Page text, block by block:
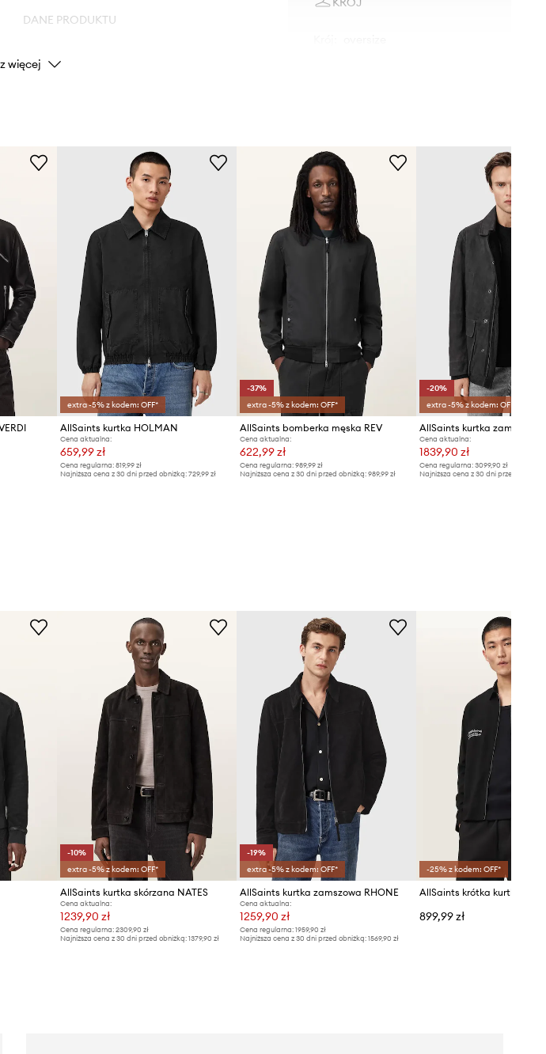
DANE PRODUKTU
Kod producenta
Marka AllSaints
ID Produktu
więcej
extra -5% z kodem: OFF*
AllSaints kurtka HOLMAN
Cena aktualna:
659,99 zł
Cena regularna: 819,99 zł
Najniższa cena z 30 dni przed obniżką: 729,99 zł
-37%
extra -5% z kodem: OFF*
AllSaints bomberka męska REV
Cena aktualna:
622,99 zł
Cena regularna:989,99 zł
Najniższa cena z 30 dni przed obniżką:989,99 zł
-20%
extra -5% z kodem: OFF*
AllSaints kurtka zamszowy
Cena aktualna:
1839,90 zł
Cena regularna: 3099,90 zł
Najniższa cena z 30 dni przed obniżką:
-10%
extra -5% z kodem: OFF*
AllSaints kurtka skórzana NATES
Cena aktualna:
1239,90 zł
Cena regularna: 2309,90 zł
Najniższa cena z 30 dni przed obniżką: 1379,90 zł
-19%
extra -5% z kodem: OFF*
AllSaints kurtka zamszowa RHONE
Cena aktualna:
1259,90 zł
Cena regularna:1959,90 zł
Najniższa cena z 30 dni przed obniżką:1569,90 zł
-25% z kodem: OFF*
899,99 zł